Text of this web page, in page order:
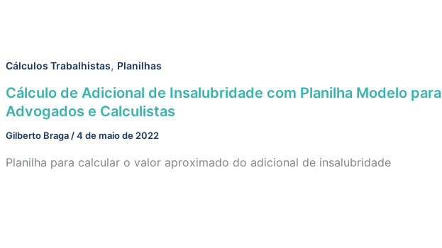
Cálculos Trabalhistas, Planilhas
Cálculo de Adicional de Insalubridade com Planilha Modelo para
Advogados e Calculistas
Gilberto Braga /4 de maio de 2022
Planilha para calcular o valor aproximado do adicional de insalubridade